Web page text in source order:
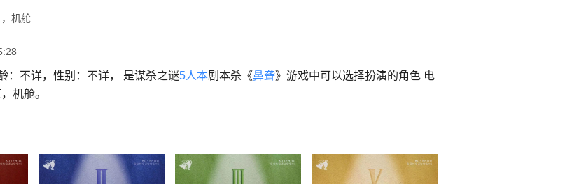
机舱
：不详，性别：不详， 是谋杀之谜5人本剧本杀《鼻聋》游戏中可以选择扮演的角色 电
机舱。